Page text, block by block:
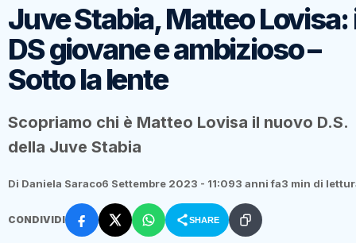
Juve Stabia, Matteo Lovisa:
DS giovane e ambizioso –
Sotto la lente
Scopriamo chi è Matteo Lovisa il nuovo D.S.
della Juve Stabia
Di Daniela Saraco6 Settembre 2023 - 11:093 anni fa3 min di
CONDIVIDI SHARE